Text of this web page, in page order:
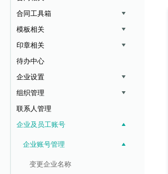
合同工具箱
模板相关
印章相关
待办中心
企业设置
组织管理
联系人管理
企业及员工账号
企业账号管理
变更企业名称